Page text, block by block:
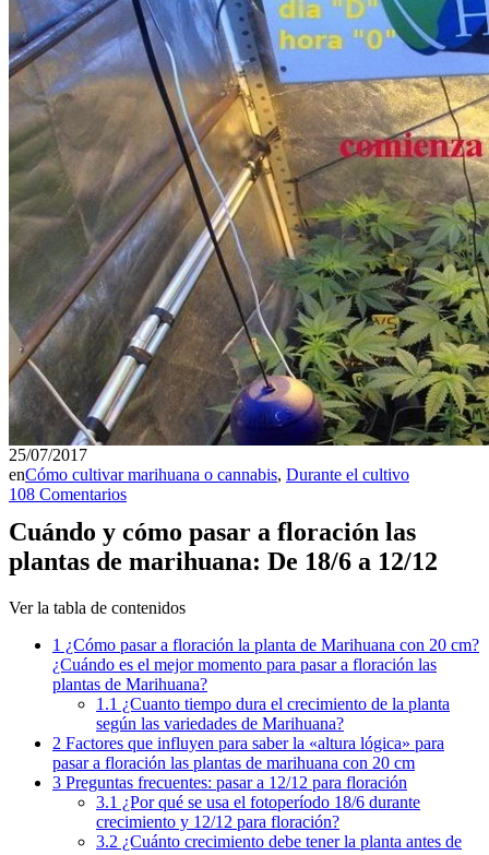
25/07/2017
enCómo cultivar marihuana o cannabis, Durante el cultivo
108 Comentarios
Cuándo y cómo pasar a floración las
plantas de marihuana: De 18/6 a 12/12
Ver la tabla de contenidos
1 ¿Cómo pasar a floración la planta de Marihuana con 20 cm?
¿Cuándo es el mejor momento para pasar a floración las
plantas de Marihuana?
1.1 ¿Cuanto tiempo dura el crecimiento de la planta
según las variedades de Marihuana?
2 Factores que influyen para saber la «altura lógica» para
pasar a floración las plantas de marihuana con 20 cm
3 Preguntas frecuentes: pasar a 12/12 para floración
3.1 ¿Por qué se usa el fotoperíodo 18/6 durante
crecimiento y 12/12 para floración?
3.2 ¿Cuánto crecimiento debe tener la planta antes de